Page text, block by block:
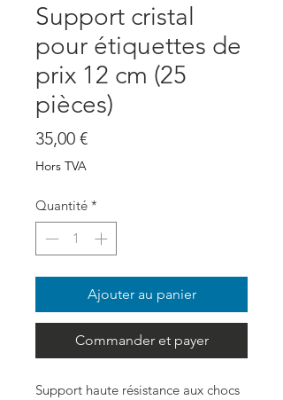
Support cristal
pour étiquettes de
prix 12 cm (25
pièces)
35,00 €Prix
Hors TVA
Quantité *
Ajouter au panier
Commander et payer
Support haute résistance aux chocs